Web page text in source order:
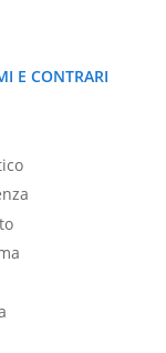
E CONTRARI